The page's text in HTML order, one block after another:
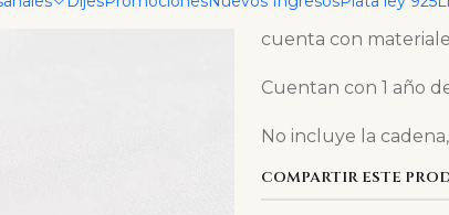
resistentes al agua
cuenta con
Cuentan con 1 año
No incluye la
COMPARTIR ESTE